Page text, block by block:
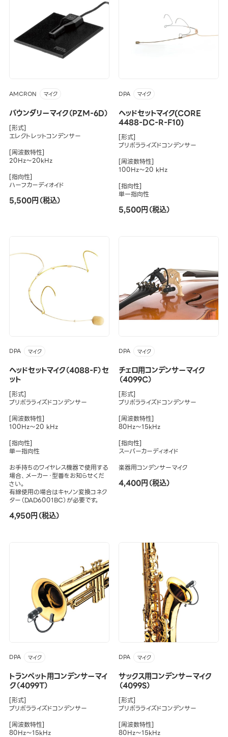
AMCRON マイク
バウンダリーマイク（PZM-6D）
[形式]
エレクトレットコンデンサー
[周波数特性]
20Hz～20kHz
[指向性]
ハーフカーディオイド
5,500円（税込）
DPA マイク
ヘッドセットマイク(CORE
4488-DC-R-F10)
[形式]
プリポラライズドコンデンサー
[周波数特性]
100Hz～20 kHz
[指向性]
単一指向性
5,500円（税込）
DPA マイク
ヘッドセットマイク（4088-F）セ
ット
[形式]
プリポラライズドコンデンサー
[周波数特性]
100Hz～20 kHz
[指向性]
単一指向性
お手持ちのワイヤレス機器で使用する
場合、メーカー・型番をお知らせくだ
さい。
有線使用の場合はキャノン変換コネク
ター（DAD6001BC）が必要です。
4,950円（税込）
DPA マイク
チェロ用コンデンサーマイク
（4099C）
[形式]
プリポラライズドコンデンサー
[周波数特性]
80Hz～15kHz
[指向性]
スーパーカーディオイド
楽器用コンデンサーマイク
4,400円（税込）
DPA マイク
トランペット用コンデンサーマイ
ク（4099T）
[形式]
プリポラライズドコンデンサー
[周波数特性]
80Hz～15kHz
DPA マイク
サックス用コンデンサーマイク
（4099S）
[形式]
プリポラライズドコンデンサー
[周波数特性]
80Hz～15kHz